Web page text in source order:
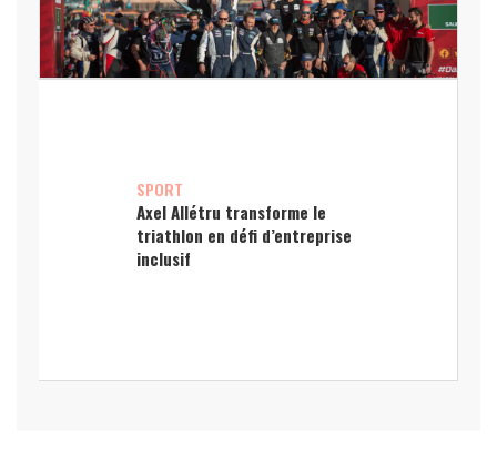
SPORT
Axel Allétru transforme le
triathlon en défi d’entreprise
inclusif